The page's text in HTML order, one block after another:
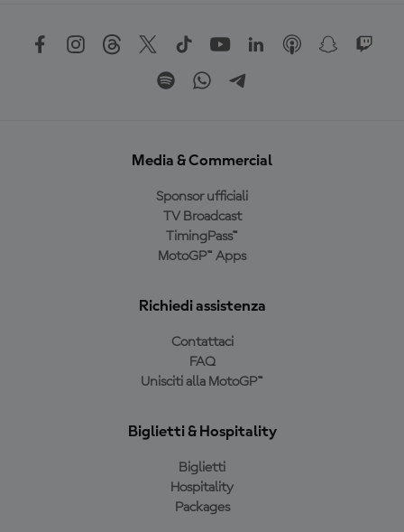
Media & Commercial
Sponsor ufficiali
TV Broadcast
TimingPass™
MotoGP™ Apps
Richiedi assistenza
Contattaci
FAQ
Unisciti alla MotoGP™
Biglietti & Hospitality
Biglietti
Hospitality
Packages